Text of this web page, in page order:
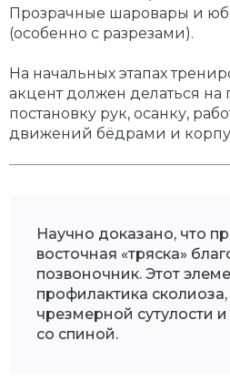
Прозрачные шаровары и
(особенно с разрезами).
На начальных этапах
акцент должен делаться
постановку рук, осанку,
движений бёдрами и
Научно доказано, что
восточная «тряска»
позвоночник. Этот
профилактика
чрезмерной сутулости
со спиной.